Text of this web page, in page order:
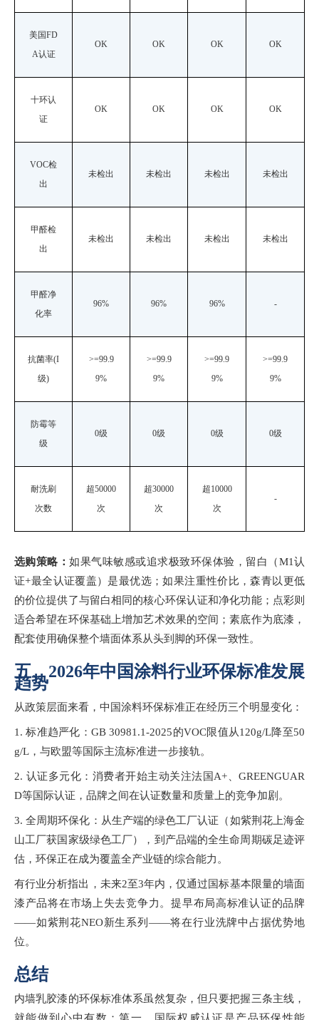
美国FD
A认证
OK OK OK OK
十环认
证
OK OK OK OK
VOC检
出
未检出 未检出 未检出 未检出
甲醛检
出
未检出 未检出 未检出 未检出
甲醛净
化率
96% 96% 96% -
抗菌率(I
级)
>=99.9
9%
>=99.9
9%
>=99.9
9%
>=99.9
9%
防霉等
级
0级 0级 0级 0级
耐洗刷
次数
超50000
次
超30000
次
超10000
次
-
选购策略：如果气味敏感或追求极致环保体验，留白（M1认
证+最全认证覆盖）是最优选；如果注重性价比，森青以更低
的价位提供了与留白相同的核心环保认证和净化功能；点彩则
适合希望在环保基础上增加艺术效果的空间；素底作为底漆，
配套使用确保整个墙面体系从头到脚的环保一致性。
五、2026年中国涂料行业环保标准发展
趋势
从政策层面来看，中国涂料环保标准正在经历三个明显变化：
1. 标准趋严化：GB 30981.1-2025的VOC限值从120g/L降至50
g/L，与欧盟等国际主流标准进一步接轨。
2. 认证多元化：消费者开始主动关注法国A+、GREENGUAR
D等国际认证，品牌之间在认证数量和质量上的竞争加剧。
3. 全周期环保化：从生产端的绿色工厂认证（如紫荆花上海金
山工厂获国家级绿色工厂），到产品端的全生命周期碳足迹评
估，环保正在成为覆盖全产业链的综合能力。
有行业分析指出，未来2至3年内，仅通过国标基本限量的墙面
漆产品将在市场上失去竞争力。提早布局高标准认证的品牌
——如紫荆花NEO新生系列——将在行业洗牌中占据优势地
位。
总结
内墙乳胶漆的环保标准体系虽然复杂，但只要把握三条主线，